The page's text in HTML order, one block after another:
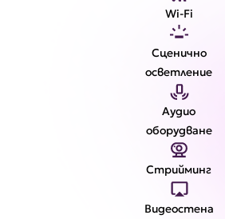
Wi-Fi
Сценично
осветление
Аудио
оборудване
Стрийминг
Видеостена